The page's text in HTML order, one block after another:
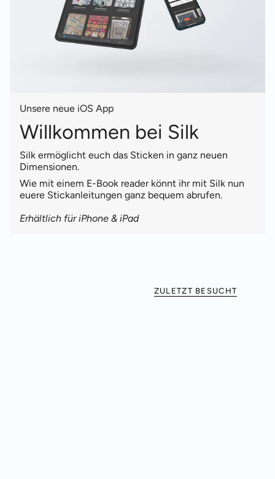
Unsere neue iOS App
Willkommen bei Silk
Silk ermöglicht euch das Sticken in ganz neuen
Dimensionen.
Wie mit einem E-Book reader könnt ihr mit Silk nun
euere Stickanleitungen ganz bequem abrufen.
Erhältlich für iPhone & iPad
ZULETZT BESUCHT